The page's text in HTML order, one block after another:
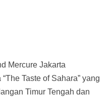
Mercure Jakarta
Taste of Sahara” yang
Timur Tengah dan